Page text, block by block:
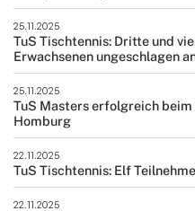
25.11.2025
TuS Tischtennis: Dritte und
Erwachsenen ungeschlagen
25.11.2025
TuS Masters erfolgreich
Homburg
22.11.2025
TuS Tischtennis: Elf
22.11.2025